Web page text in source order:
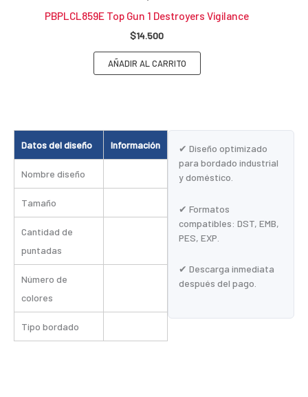
Datos del diseño Información
Nombre diseño
Tamaño
Cantidad de
puntadas
Número de
colores
Tipo bordado
✔ Diseño optimizado
para bordado industrial
y doméstico.
✔ Formatos
compatibles: DST, EMB,
PES, EXP.
✔ Descarga inmediata
después del pago.
PBPLCL859E Top Gun 1 Destroyers Vigilance
$14.500
AÑADIR AL CARRITO